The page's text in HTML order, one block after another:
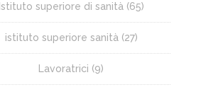
Istituto superiore di sanità(65)
istituto superiore sanità(27)
Lavoratrici (9)